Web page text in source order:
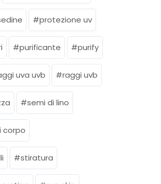
protezione uv
purificante purify
uva uvb raggi uvb
semi di lino
corpo
stiratura